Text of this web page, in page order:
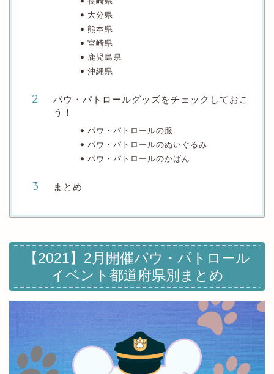
大分県
熊本県
宮崎県
鹿児島県
沖縄県
パウ・パトロールグッズをチェックしておこ
う！
パウ・パトロールの服
パウ・パトロールのぬいぐるみ
パウ・パトロールのかばん
まとめ
【2021】2月開催パウ・パトロール
イベント都道府県別まとめ